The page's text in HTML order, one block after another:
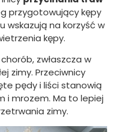
przygotowujący kępy
wskazują na korzyść w
kępy.
zwłaszcza w
zimy. Przeciwnicy
pędy i liści stanowią
i mrozem. Ma to lepiej
zimy.